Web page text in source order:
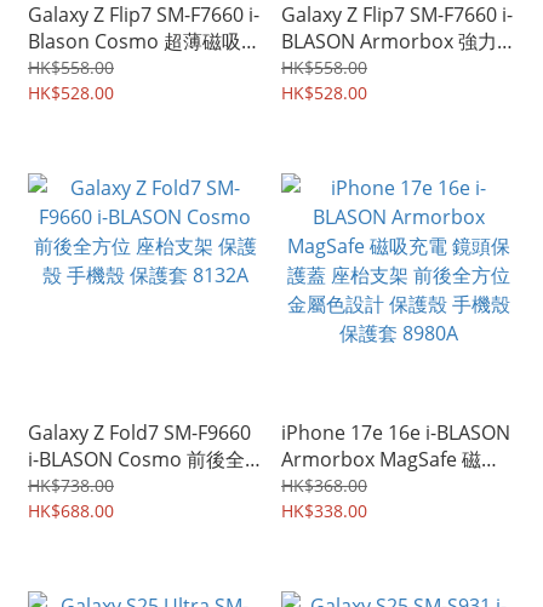
Galaxy Z Flip7 SM-F7660 i-
Blason Cosmo 超薄磁吸
四邊鉸位全包 手機保護殼
手機套 5198A
HK$558.00
HK$528.00
Galaxy Z Flip7 SM-F7660 i-
BLASON Armorbox 強力
保護 四邊鉸位前後全包 保
護殼 手機殼 保護套 5197A
HK$558.00
HK$528.00
Galaxy Z Fold7 SM-F9660
i-BLASON Cosmo 前後全
方位 座枱支架 保護殼 手機
殼 保護套 8132A
HK$738.00
HK$688.00
iPhone 17e 16e i-BLASON
Armorbox MagSafe 磁吸
充電 鏡頭保護蓋 座枱支架
前後全方位 金屬色設計 保
HK$368.00
HK$338.00